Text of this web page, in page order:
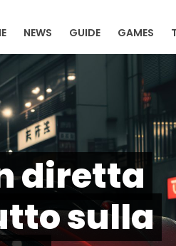
NEWS GUIDE GAMES
TRACKER ONLINE , ULTIME NEWS,
diretta
sulla